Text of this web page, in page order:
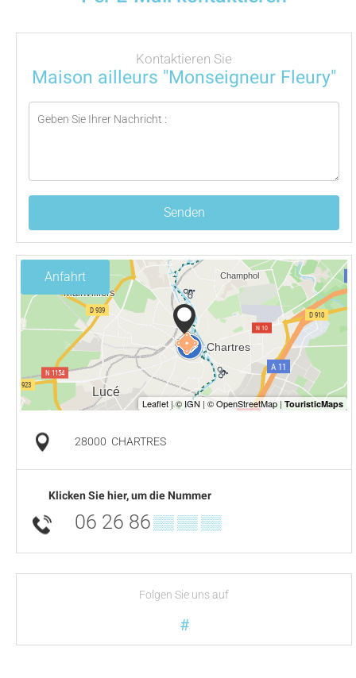
Kontaktieren Sie
Maison ailleurs "Monseigneur Fleury"
Senden
Anfahrt
28000 CHARTRES
Klicken Sie hier, um die Nummer
06 26 86 ▒▒ ▒▒ ▒▒
Folgen Sie uns auf
#